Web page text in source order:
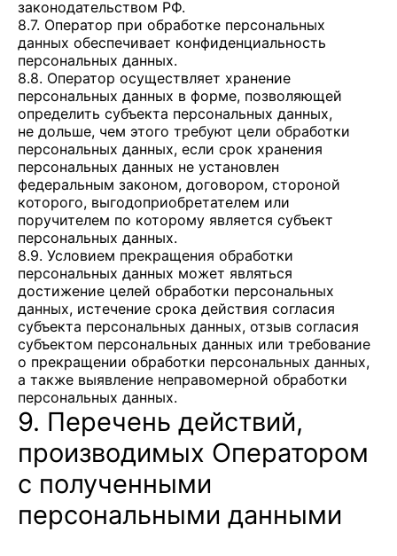
законодательством РФ.
8.7. Оператор при обработке персональных
данных обеспечивает конфиденциальность
персональных данных.
8.8. Оператор осуществляет хранение
персональных данных в форме, позволяющей
определить субъекта персональных данных,
не дольше, чем этого требуют цели обработки
персональных данных, если срок хранения
персональных данных не установлен
федеральным законом, договором, стороной
которого, выгодоприобретателем или
поручителем по которому является субъект
персональных данных.
8.9. Условием прекращения обработки
персональных данных может являться
достижение целей обработки персональных
данных, истечение срока действия согласия
субъекта персональных данных, отзыв согласия
субъектом персональных данных или требование
о прекращении обработки персональных данных,
а также выявление неправомерной обработки
персональных данных.
9. Перечень действий,
производимых Оператором
с полученными
персональными данными